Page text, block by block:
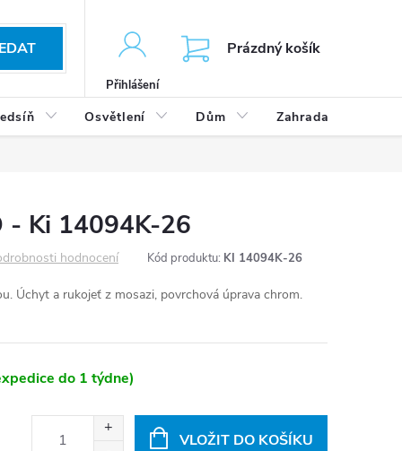
Přihlášení
Prázdný košík
Osvětlení Dům Zahrada
- Ki 14094K-26
hodnocení Kód produktu: KI 14094K-26
Úchyt a rukojeť z mosazi, povrchová úprava chrom.
do 1 týdne)
VLOŽIT DO KOŠÍKU